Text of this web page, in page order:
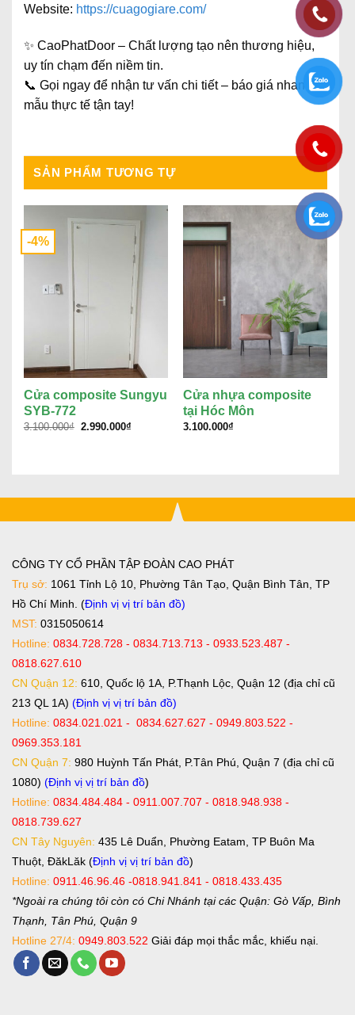
Website: https://cuagogiare.com/
✨ CaoPhatDoor – Chất lượng tạo nên thương hiệu,
uy tín chạm đến niềm tin.
📞 Gọi ngay để nhận tư vấn chi tiết – báo giá nhanh –
mẫu thực tế tận tay!
SẢN PHẨM TƯƠNG TỰ
-4%
Cửa composite Sungyu
SYB-772
3.100.000₫ Giá
2.990.000₫Giá
Cửa nhựa composite
tại Hóc Môn
3.100.000₫
CÔNG TY CỔ PHẦN TẬP ĐOÀN CAO PHÁT
Trụ sở: 1061 Tỉnh Lộ 10, Phường Tân Tạo, Quận Bình Tân, TP
Hồ Chí Minh. (Định vị vị trí bản đồ)
MST: 0315050614
Hotline: 0834.728.728 - 0834.713.713 - 0933.523.487 -
0818.627.610
CN Quận 12: 610, Quốc lộ 1A, P.Thạnh Lộc, Quận 12 (địa chỉ cũ
213 QL 1A) (Định vị vị trí bản đồ)
Hotline: 0834.021.021 - 0834.627.627 - 0949.803.522 -
0969.353.181
CN Quận 7: 980 Huỳnh Tấn Phát, P.Tân Phú, Quận 7 (địa chỉ cũ
1080) (Định vị vị trí bản đồ)
Hotline: 0834.484.484 - 0911.007.707 - 0818.948.938 -
0818.739.627
CN Tây Nguyên: 435 Lê Duẩn, Phường Eatam, TP Buôn Ma
Thuột, ĐăkLăk (Định vị vị trí bản đồ)
Hotline: 0911.46.96.46 -0818.941.841 - 0818.433.435
*Ngoài ra chúng tôi còn có Chi Nhánh tại các Quận: Gò Vấp, Bình
Thạnh, Tân Phú, Quận 9
Hotline 27/4: 0949.803.522 Giải đáp mọi thắc mắc, khiếu nại.